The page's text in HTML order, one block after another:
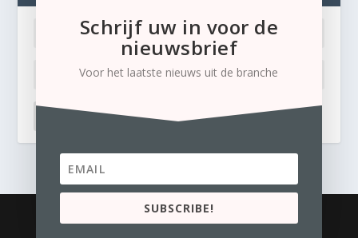
Ik ben mijn wachtwoord kwijt
Business Content Media
Schrijf uw in voor de
nieuwsbrief
Voor het laatste nieuws uit de branche
SUBSCRIBE!